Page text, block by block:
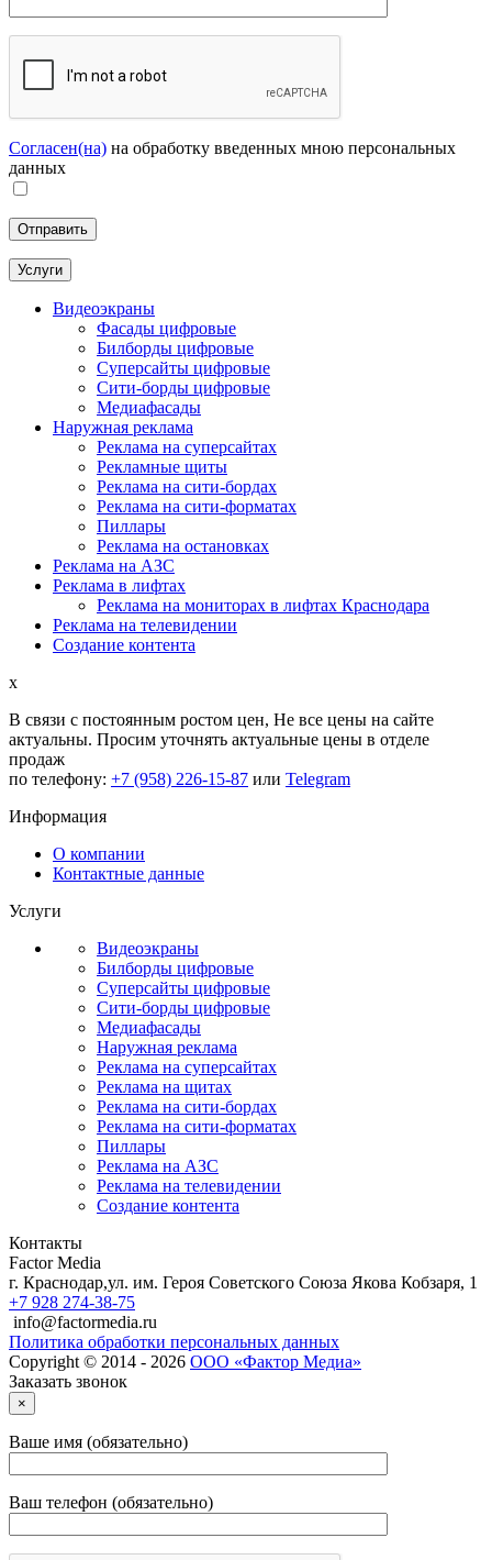
Согласен(на) на обработку введенных мною персональных
данных
Услуги
Видеоэкраны
Фасады цифровые
Билборды цифровые
Суперсайты цифровые
Сити-борды цифровые
Медиафасады
Наружная реклама
Реклама на суперсайтах
Рекламные щиты
Реклама на сити-бордах
Реклама на сити-форматах
Пиллары
Реклама на остановках
Реклама на АЗС
Реклама в лифтах
Реклама на мониторах в лифтах Краснодара
Реклама на телевидении
Создание контента
x
В связи с постоянным ростом цен, Не все цены на сайте
актуальны. Просим уточнять актуальные цены в отделе
продаж
по телефону: +7 (958) 226-15-87 или Telegram
Информация
О компании
Контактные данные
Услуги
Видеоэкраны
Билборды цифровые
Суперсайты цифровые
Сити-борды цифровые
Медиафасады
Наружная реклама
Реклама на суперсайтах
Реклама на щитах
Реклама на сити-бордах
Реклама на сити-форматах
Пиллары
Реклама на АЗС
Реклама на телевидении
Создание контента
Контакты
Factor Media
г. Краснодар,ул. им. Героя Советского Союза Якова Кобзаря, 1
+7 928 274-38-75
info@factormedia.ru
Политика обработки персональных данных
Copyright © 2014 - 2026 ООО «Фактор Медиа»
Заказать звонок
×
Ваше имя (обязательно)
Ваш телефон (обязательно)